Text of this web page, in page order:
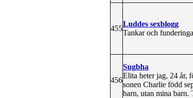
455
Luddes sexblogg
Tankar och
456
Sugbha
Elita heter jag, 24 år,
sonen Charlie född
barn, utan mina barn.